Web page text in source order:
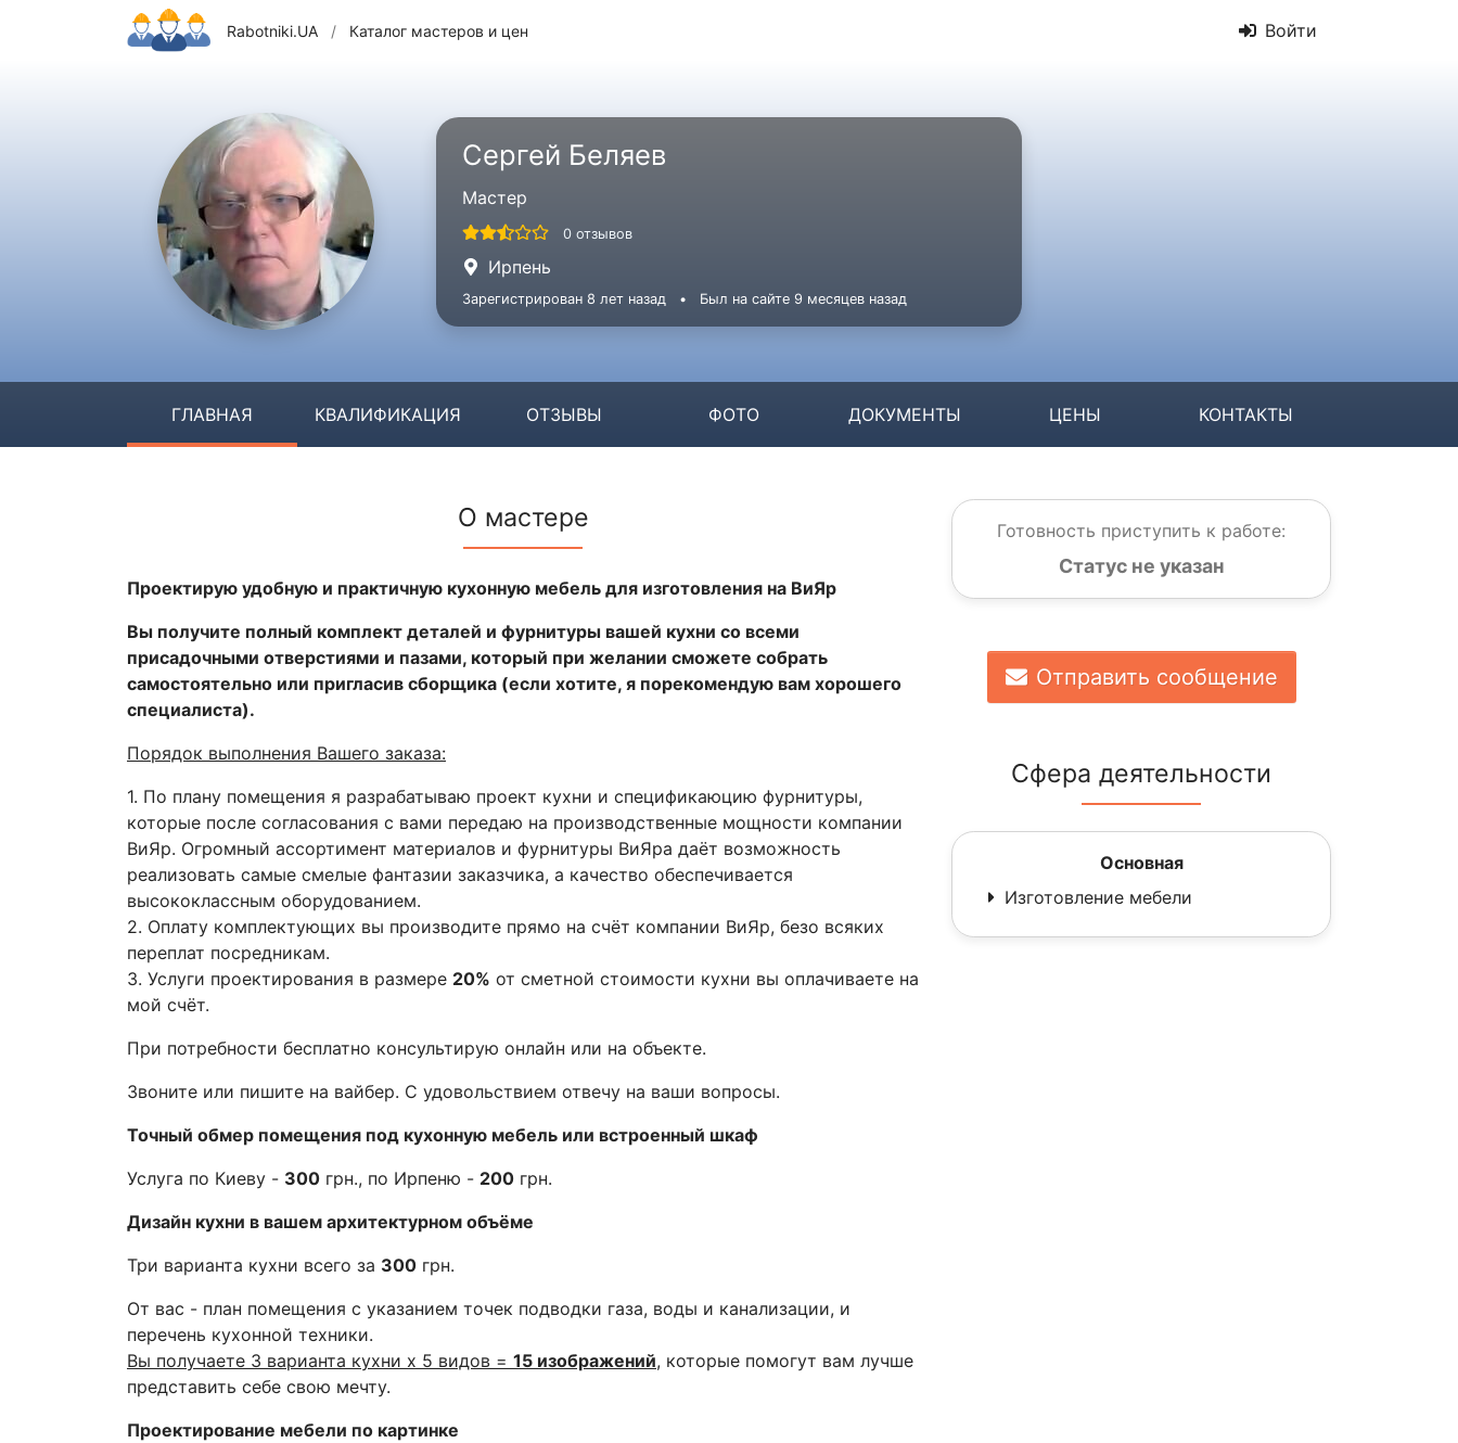
Rabotniki.UA / Каталог мастеров и цен Войти
Сергей Беляев
Мастер
0 отзывов
Ирпень
Зарегистрирован 8 лет назад • Был на сайте 9 месяцев назад
ГЛАВНАЯ КВАЛИФИКАЦИЯ ОТЗЫВЫ ФОТО ДОКУМЕНТЫ ЦЕНЫ КОНТАКТЫ
О мастере
Проектирую удобную и практичную кухонную мебель для изготовления на ВиЯр
Вы получите полный комплект деталей и фурнитуры вашей кухни со всеми
присадочными отверстиями и пазами, который при желании сможете собрать
самостоятельно или пригласив сборщика (если хотите, я порекомендую вам хорошего
специалиста).
Порядок выполнения Вашего заказа:
1. По плану помещения я разрабатываю проект кухни и спецификаюцию фурнитуры,
которые после согласования с вами передаю на производственные мощности компании
ВиЯр. Огромный ассортимент материалов и фурнитуры ВиЯра даёт возможность
реализовать самые смелые фантазии заказчика, а качество обеспечивается
высококлассным оборудованием.
2. Оплату комплектующих вы производите прямо на счёт компании ВиЯр, безо всяких
переплат посредникам.
3. Услуги проектирования в размере 20% от сметной стоимости кухни вы оплачиваете на
мой счёт.
При потребности бесплатно консультирую онлайн или на объекте.
Звоните или пишите на вайбер. С удовольствием отвечу на ваши вопросы.
Точный обмер помещения под кухонную мебель или встроенный шкаф
Услуга по Киеву - 300 грн., по Ирпеню - 200 грн.
Дизайн кухни в вашем архитектурном объёме
Три варианта кухни всего за 300 грн.
От вас - план помещения с указанием точек подводки газа, воды и канализации, и
перечень кухонной техники.
Вы получаете 3 варианта кухни х 5 видов = 15 изображений, которые помогут вам лучше
представить себе свою мечту.
Проектирование мебели по картинке
Готовность приступить к работе:
Статус не указан
Отправить сообщение
Сфера деятельности
Основная
Изготовление мебели